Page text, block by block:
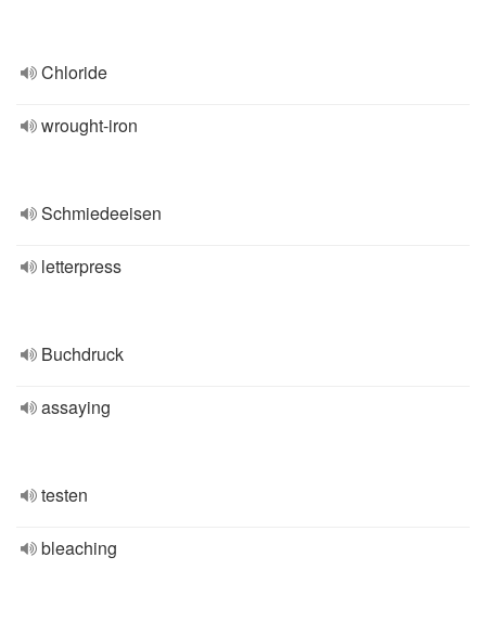
Chloride
wrought-iron
Schmiedeeisen
letterpress
Buchdruck
assaying
testen
bleaching